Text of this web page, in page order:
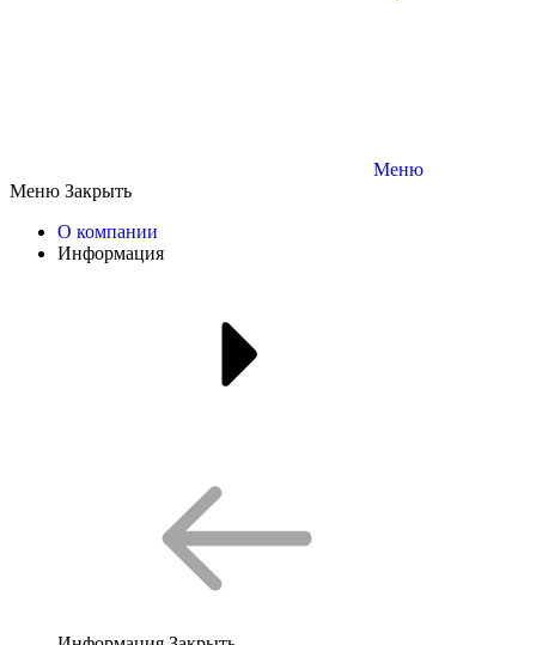
Меню
Меню Закрыть
О компании
Информация